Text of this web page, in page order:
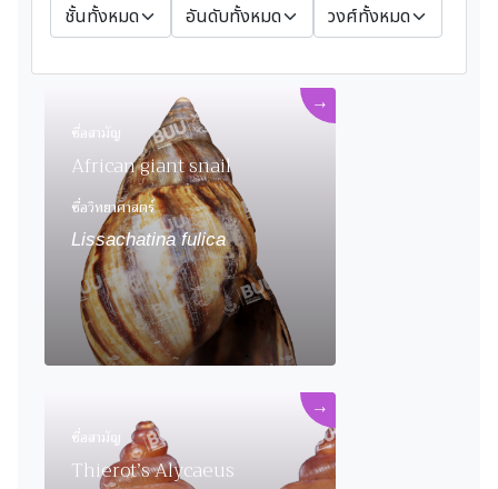
มทั้งหมด:443,252
ที่ 2023-01-04
ชั้นทั้งหมด
อันดับทั้งหมด
วงศ์ทั้งหมด
ชื่อสามัญ
African giant snail
ชื่อวิทยาศาสตร์
Lissachatina fulica
→
ชื่อสามัญ
Thierot’s Alycaeus
→